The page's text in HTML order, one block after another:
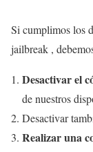
Si cumplimos los
jailbreak ,
Desactivar el
de nuestros
Desactivar
Realizar una